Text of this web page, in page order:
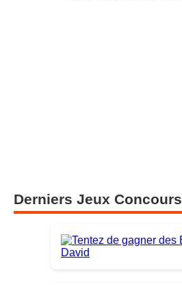
Derniers Jeux Concours